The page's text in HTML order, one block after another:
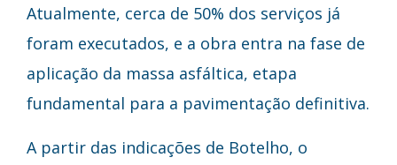
Atualmente, cerca de 50% dos serviços já
foram executados, e a obra entra na fase de
aplicação da massa asfáltica, etapa
fundamental para a pavimentação definitiva.
A partir das indicações de Botelho, o